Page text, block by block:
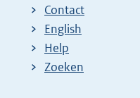
Contact
English
Help
Zoeken